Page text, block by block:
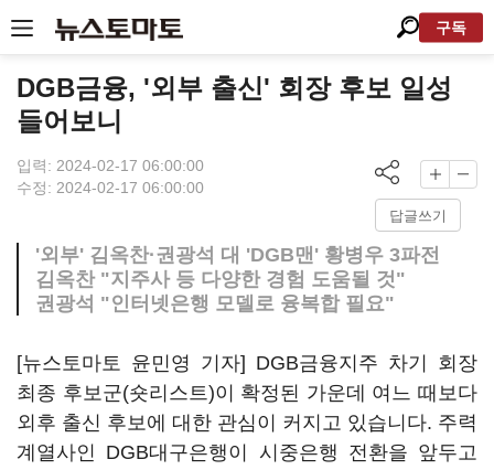
구독
DGB금융, '외부 출신' 회장 후보 일성
들어보니
입력: 2024-02-17 06:00:00
수정: 2024-02-17 06:00:00
답글쓰기
'외부' 김옥찬·권광석 대 'DGB맨' 황병우 3파전
김옥찬 "지주사 등 다양한 경험 도움될 것"
권광석 "인터넷은행 모델로 융복합 필요"
[뉴스토마토 윤민영 기자] DGB금융지주 차기 회장
최종 후보군(숏리스트)이 확정된 가운데 여느 때보다
외후 출신 후보에 대한 관심이 커지고 있습니다. 주력
계열사인 DGB대구은행이 시중은행 전환을 앞두고